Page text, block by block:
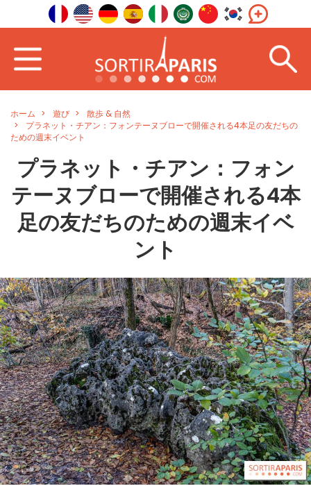
ホーム 遊び
散歩 & 自然
プラネット・チアン：フォンテーヌブローで開催される4本足の友だちの
ための週末イベント
プラネット・チアン：フォン
テーヌブローで開催される4本
足の友だちのための週末イベ
ント